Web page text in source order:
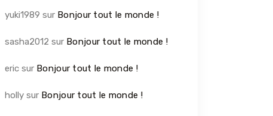
yuki1989 sur Bonjour tout le monde !
sasha2012 sur Bonjour tout le monde !
eric sur Bonjour tout le monde !
holly sur Bonjour tout le monde !